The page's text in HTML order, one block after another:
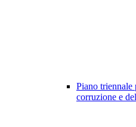
Piano triennale
corruzione e